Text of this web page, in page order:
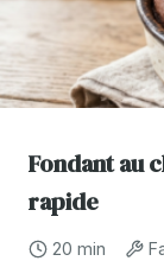
Fondant au
rapide
20 min